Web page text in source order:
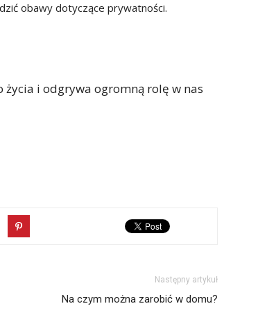
obawy dotyczące prywatności.
życia i odgrywa ogromną rolę w nas
Następny artykuł
Na czym można zarobić w domu?